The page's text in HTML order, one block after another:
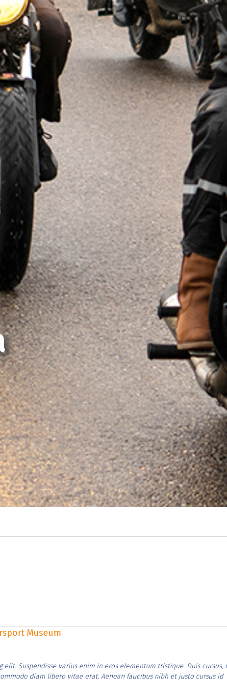
Museum
Suspendisse varius enim in eros elementum tristique. Duis cursus,
diam libero vitae erat. Aenean faucibus nibh et justo cursus id